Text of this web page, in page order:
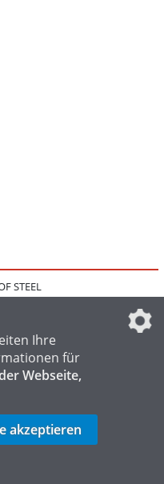
STEEL
IMPRESSUM
Ihre
für
Webseite,
akzeptieren